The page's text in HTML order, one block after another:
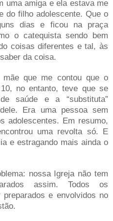
uma amiga e ela estava me
do filho adolescente. Que o
dias e ficou na praça
o catequista sendo bem
coisas diferentes e tal, às
da coisa.
que me contou que o
no entanto, teve que se
saúde e a “substituta”
Era uma pessoa sem
adolescentes. Em resumo,
uma revolta só. E
e estragando mais ainda o
nossa Igreja não tem
assim. Todos os
e envolvidos no